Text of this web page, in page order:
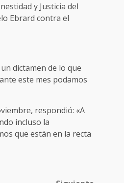
y Justicia del
Ebrard contra el
dictamen de lo que
este mes podamos
respondió: «A
incluso la
que están en la recta